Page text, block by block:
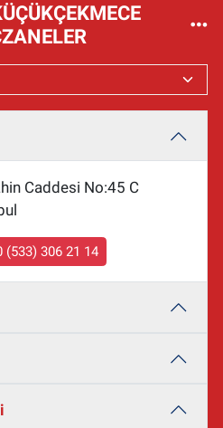
Caddesi No:45 C
(533) 306 21 14